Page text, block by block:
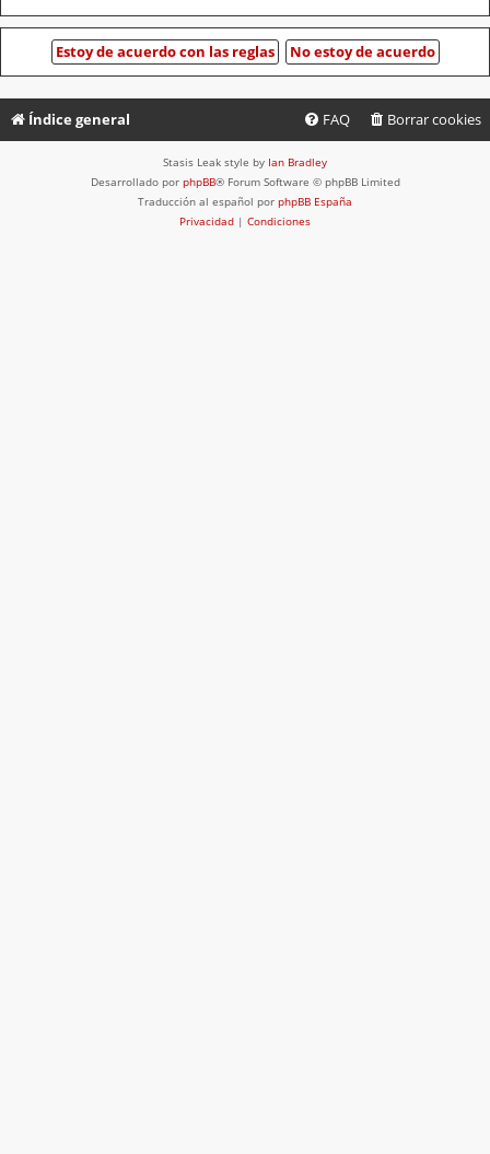
Índice general Borrar cookies
FAQ
Stasis Leak style by Ian Bradley
Desarrollado por phpBB® Forum Software © phpBB Limited
Traducción al español por phpBB España
Privacidad | Condiciones